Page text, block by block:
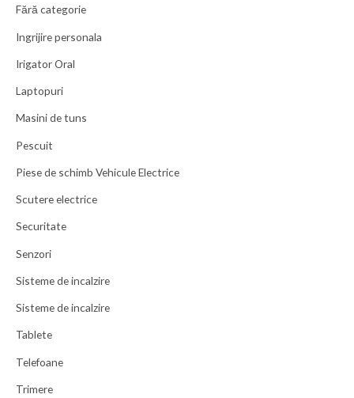
Fără categorie
Ingrijire personala
Irigator Oral
Laptopuri
Masini de tuns
Pescuit
Piese de schimb Vehicule Electrice
Scutere electrice
Securitate
Senzori
Sisteme de incalzire
Sisteme de incalzire
Tablete
Telefoane
Trimere